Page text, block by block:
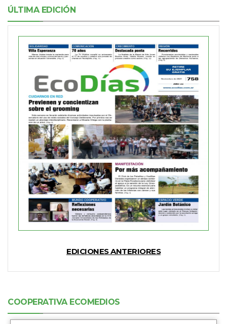
ÚLTIMA EDICIÓN
EDICIONES ANTERIORES
COOPERATIVA ECOMEDIOS